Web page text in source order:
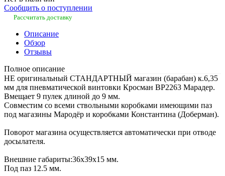
Сообщить о поступлении
Рассчитать доставку
Описание
Обзор
Отзывы
Полное описание
НЕ оригинальный СТАНДАРТНЫЙ магазин (барабан) к.6,35
мм для пневматической винтовки Кросман ВР2263 Марадер.
Вмещает 9 пулек длиной до 9 мм.
Совместим со всеми ствольными коробками имеющими паз
под магазины Мародёр и коробками Константина (Доберман).
Поворот магазина осуществляется автоматически при отводе
досылателя.
Внешние габариты:36х39х15 мм.
Под паз 12.5 мм.